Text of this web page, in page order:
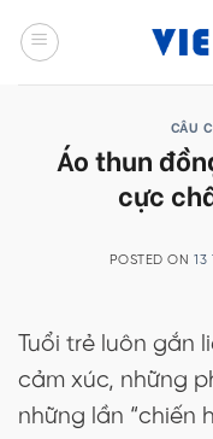
CÂU
Áo thun
cực
POSTED ON13
Tuổi trẻ luôn gắn
cảm xúc, những
những lần “chiến